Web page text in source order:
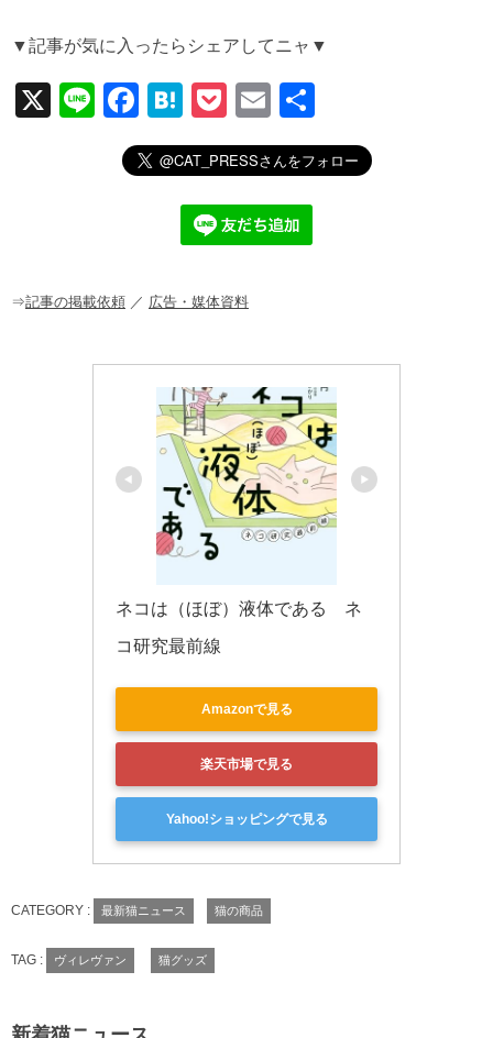
▼記事が気に入ったらシェアしてニャ▼
X
Li
F
a
c
o
H
at
e
n
a
P
o
ck
et
E
m
ail
有
⇒記事の掲載依頼 ／ 広告・媒体資料
ネコは（ほぼ）液体である　ネ
コ研究最前線
Amazonで見る
楽天市場で見る
Yahoo!ショッピングで見る
CATEGORY : 最新猫ニュース 猫の商品
TAG : ヴィレヴァン 猫グッズ